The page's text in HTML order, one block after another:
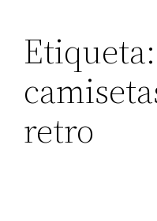
Etiqueta:
retro